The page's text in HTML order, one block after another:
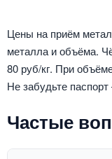
Цены на приём
металла и объёма.
80 руб/кг. При
Не забудьте
Частые